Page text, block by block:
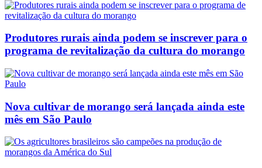
Produtores rurais ainda podem se inscrever para o
programa de revitalização da cultura do morango
Nova cultivar de morango será lançada ainda este
mês em São Paulo